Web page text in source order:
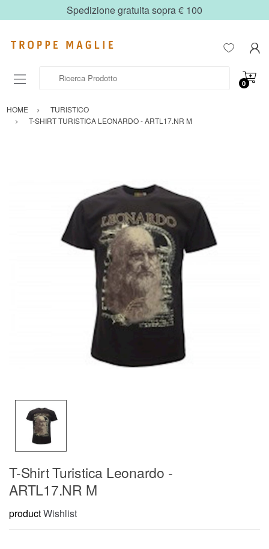
Spedizione gratuita sopra € 100
0
HOME
TURISTICO
T-SHIRT TURISTICA LEONARDO - ARTL17.NR M
T-Shirt Turistica Leonardo -
ARTL17.NR M
productWishlist